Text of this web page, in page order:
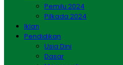
Pemilu 2024
Pilkada 2024
Iklan
Pendidikan
Usia Dini
Dasar